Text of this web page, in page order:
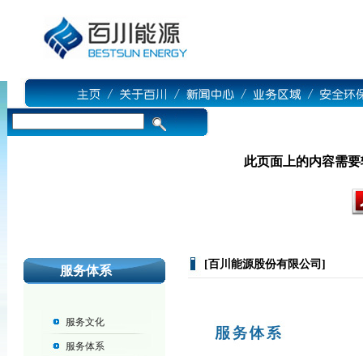
此页面上的内容需
服务体系
服务文化
服务体系
[百川能源股份有限公司]